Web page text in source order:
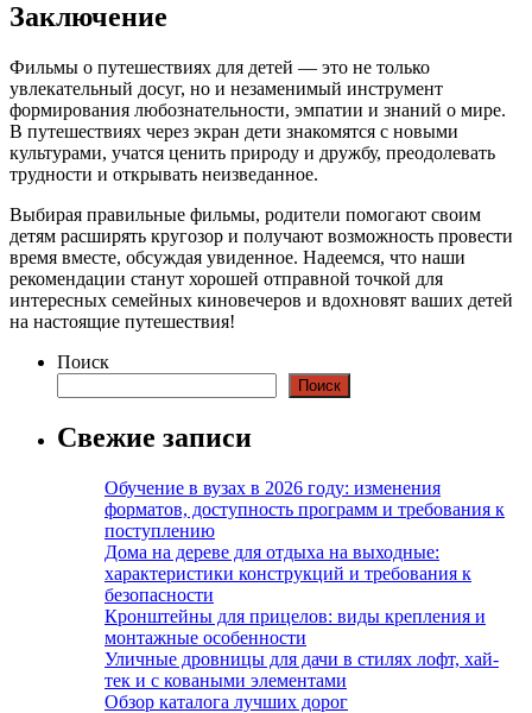
Заключение
Фильмы о путешествиях для детей — это не только
увлекательный досуг, но и незаменимый инструмент
формирования любознательности, эмпатии и знаний о мире.
В путешествиях через экран дети знакомятся с новыми
культурами, учатся ценить природу и дружбу, преодолевать
трудности и открывать неизведанное.
Выбирая правильные фильмы, родители помогают своим
детям расширять кругозор и получают возможность провести
время вместе, обсуждая увиденное. Надеемся, что наши
рекомендации станут хорошей отправной точкой для
интересных семейных киновечеров и вдохновят ваших детей
на настоящие путешествия!
Поиск
Поиск
Свежие записи
Обучение в вузах в 2026 году: изменения
форматов, доступность программ и требования к
поступлению
Дома на дереве для отдыха на выходные:
характеристики конструкций и требования к
безопасности
Кронштейны для прицелов: виды крепления и
монтажные особенности
Уличные дровницы для дачи в стилях лофт, хай-
тек и с коваными элементами
Обзор каталога лучших дорог